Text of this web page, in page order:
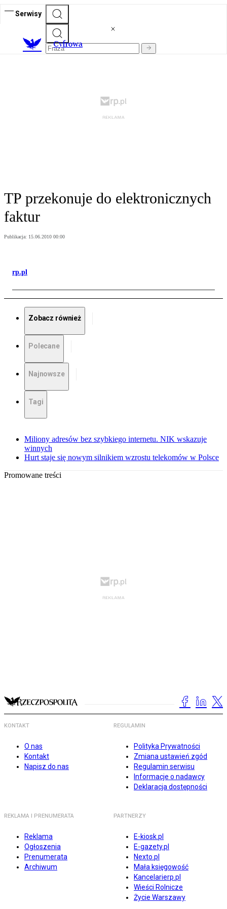
Serwisy
Cyfrowa
TP przekonuje do elektronicznych
faktur
Publikacja: 15.06.2010 00:00
rp.pl
Zobacz również
Polecane
Najnowsze
Tagi
Miliony adresów bez szybkiego internetu. NIK wskazuje
winnych
Hurt staje się nowym silnikiem wzrostu telekomów w Polsce
Promowane treści
KONTAKT
O nas
Kontakt
Napisz do nas
REGULAMIN
Polityka Prywatności
Zmiana ustawień zgód
Regulamin serwisu
Informacje o nadawcy
Deklaracja dostępności
REKLAMA I PRENUMERATA
Reklama
Ogłoszenia
Prenumerata
Archiwum
PARTNERZY
E-kiosk.pl
E-gazety.pl
Nexto.pl
Mała księgowość
Kancelarierp.pl
Wieści Rolnicze
Życie Warszawy